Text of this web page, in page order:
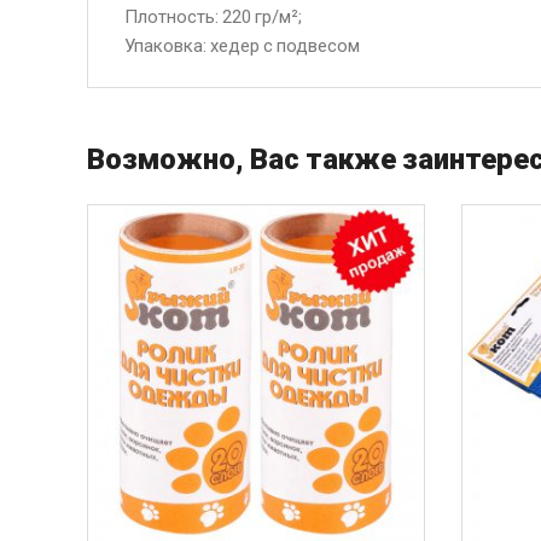
Плотность: 220 гp/м²;
Упаковка: хедер с подвесом
Возможно, Вас также